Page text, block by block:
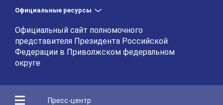
Официальные ресурсы
Официальный сайт полномочного
представителя Президента Российской
Федерации в Приволжском федеральном
округе
Пресс-центр